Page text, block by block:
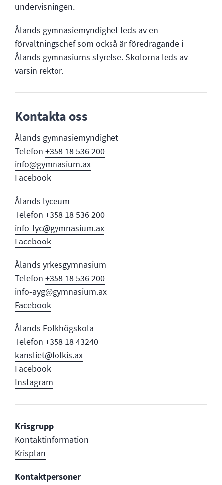
undervisningen.
Ålands gymnasiemyndighet leds av en
förvaltningschef som också är föredragande i
Ålands gymnasiums styrelse. Skolorna leds av
varsin rektor.
Kontakta oss
Ålands gymnasiemyndighet
Telefon +358 18 536 200
info@gymnasium.ax
Facebook
Ålands lyceum
Telefon +358 18 536 200
info-lyc@gymnasium.ax
Facebook
Ålands yrkesgymnasium
Telefon +358 18 536 200
info-ayg@gymnasium.ax
Facebook
Ålands Folkhögskola
Telefon +358 18 43240
kansliet@folkis.ax
Facebook
Instagram
Krisgrupp
Kontaktinformation
Krisplan
Kontaktpersoner